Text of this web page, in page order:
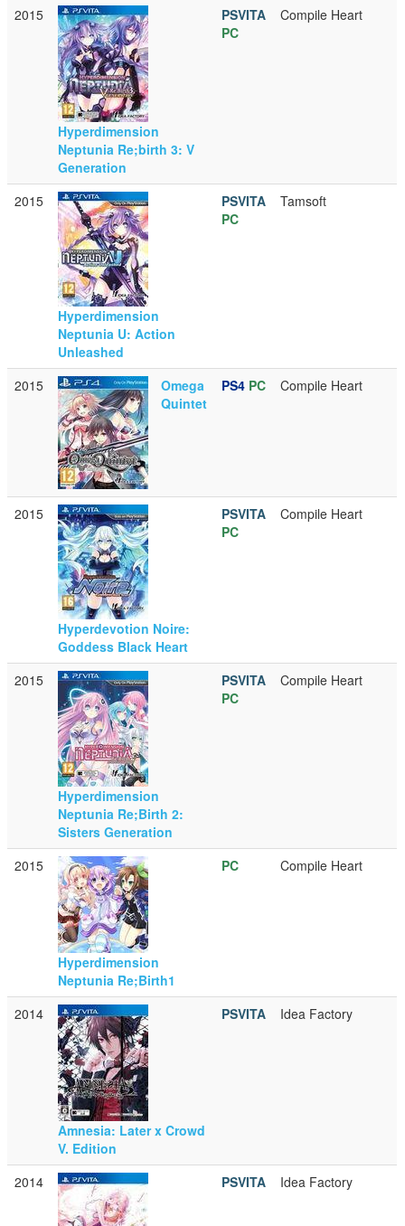
2015
Hyperdimension
Neptunia Re;birth 3: V
Generation
PSVITA
PC
Compile Heart
2015
Hyperdimension
Neptunia U: Action
Unleashed
PSVITA
PC
Tamsoft
2015
Omega
Quintet
PS4 PC Compile Heart
2015
Hyperdevotion Noire:
Goddess Black Heart
PSVITA
PC
Compile Heart
2015
Hyperdimension
Neptunia Re;Birth 2:
Sisters Generation
PSVITA
PC
Compile Heart
2015
Hyperdimension
Neptunia Re;Birth1
PC Compile Heart
2014
Amnesia: Later x Crowd
V. Edition
PSVITA Idea Factory
2014 PSVITA Idea Factory